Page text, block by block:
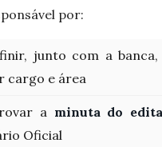
por:
junto com a banca,
cargo e área
a minuta do
Oficial